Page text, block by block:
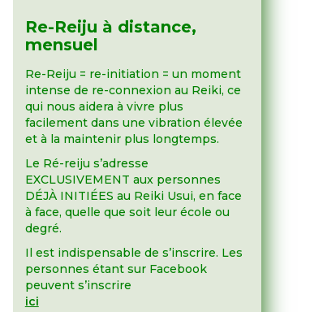
Re-Reiju à distance,
mensuel
Re-Reiju = re-initiation = un moment
intense de re-connexion au Reiki, ce
qui nous aidera à vivre plus
facilement dans une vibration élevée
et à la maintenir plus longtemps.
Le Ré-reiju s’adresse
EXCLUSIVEMENT aux personnes
DÉJÀ INITIÉES au Reiki Usui, en face
à face, quelle que soit leur école ou
degré.
Il est indispensable de s’inscrire. Les
personnes étant sur Facebook
peuvent s’inscrire
ici